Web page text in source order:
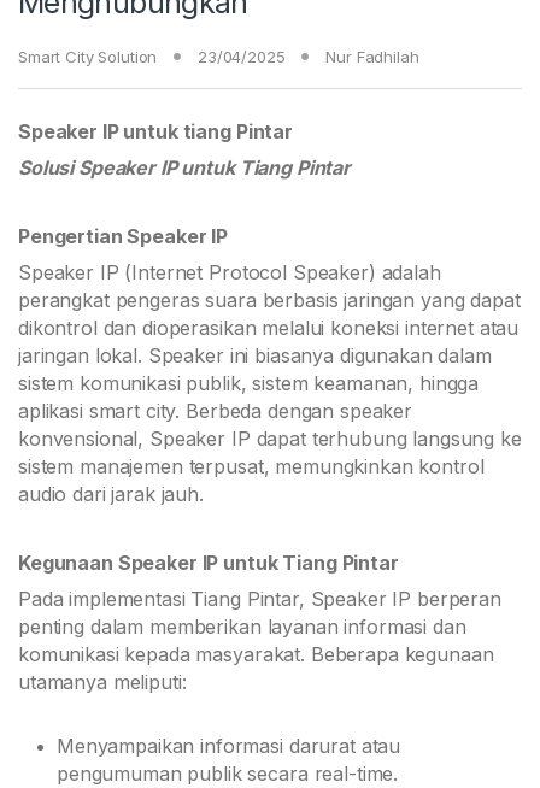
Smart City Solution 23/04/2025 Nur Fadhilah
Speaker IP untuk tiang Pintar
Solusi Speaker IP untuk Tiang Pintar
Pengertian Speaker IP
Speaker IP (Internet Protocol Speaker) adalah
perangkat pengeras suara berbasis jaringan yang dapat
dikontrol dan dioperasikan melalui koneksi internet atau
jaringan lokal. Speaker ini biasanya digunakan dalam
sistem komunikasi publik, sistem keamanan, hingga
aplikasi smart city. Berbeda dengan speaker
konvensional, Speaker IP dapat terhubung langsung ke
sistem manajemen terpusat, memungkinkan kontrol
audio dari jarak jauh.
Kegunaan Speaker IP untuk Tiang Pintar
Pada implementasi Tiang Pintar, Speaker IP berperan
penting dalam memberikan layanan informasi dan
komunikasi kepada masyarakat. Beberapa kegunaan
utamanya meliputi:
Menyampaikan informasi darurat atau
pengumuman publik secara real-time.